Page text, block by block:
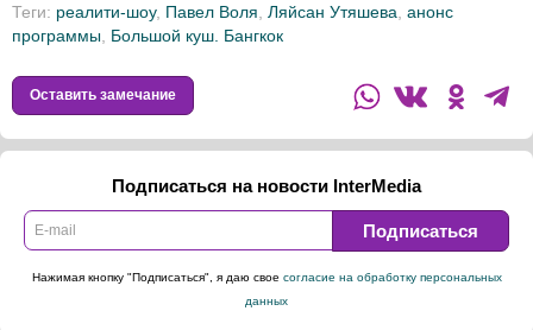
Теги: реалити-шоу, Павел Воля Ляйсан Утяшева анонс
программы Большой куш. Бангкок
Оставить замечание
Подписаться на новости InterMedia
Подписаться
Нажимая кнопку "Подписаться", я даю свое согласие на обработку персональных
данных